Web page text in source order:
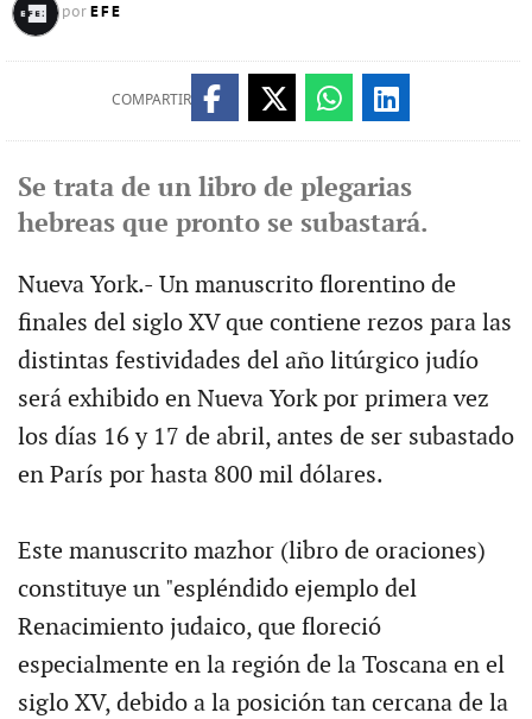
por EFE
COMPARTIR
Se trata de un libro de plegarias
hebreas que pronto se subastará.
Nueva York.- Un manuscrito florentino de
finales del siglo XV que contiene rezos para las
distintas festividades del año litúrgico judío
será exhibido en Nueva York por primera vez
los días 16 y 17 de abril, antes de ser subastado
en París por hasta 800 mil dólares.
Este manuscrito mazhor (libro de oraciones)
constituye un "espléndido ejemplo del
Renacimiento judaico, que floreció
especialmente en la región de la Toscana en el
siglo XV, debido a la posición tan cercana de la